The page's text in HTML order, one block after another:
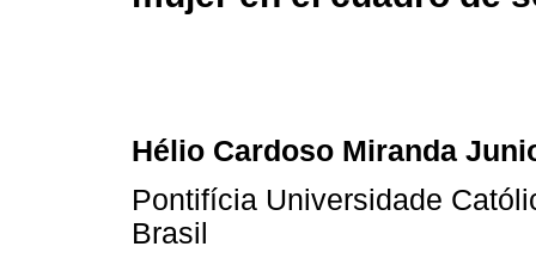
Hélio Cardoso Miranda
Pontifícia Universidade
Brasil